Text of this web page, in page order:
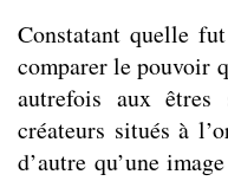
Constatant quelle
comparer le pouvoir
autrefois aux êtres
créateurs situés à
d’autre qu’une